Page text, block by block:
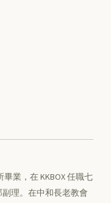
業，在 KKBOX 任職七
理。在中和長老教會